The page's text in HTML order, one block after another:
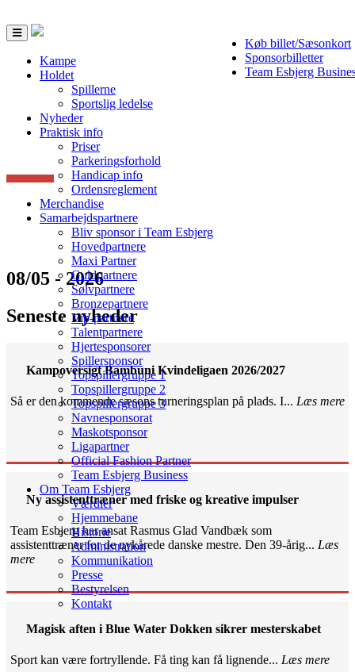
Køb billet/Sæsonkort
Sponsorbilletter
Team Esbjerg
Toggle
navigation
Kampe
Holdet
Spillerne
Sportslig ledelse
Nyheder
Praktisk info
Priser
Parkeringsforhold
Handicap info
Ordensreglement
Merchandise
Samarbejdspartnere
Bliv sponsor i Team Esbjerg
Hovedpartnere
Maxi Partner
Guldpartnere
Sølvpartnere
Bronzepartnere
Vip-partnere
Talentpartnere
Hjertesponsorer
Spillersponsor
Topspillergruppe 1
Topspillergruppe 2
Topspillergruppe 3
Navnesponsorat
Maskotsponsor
Ligapartner
Official Fashion Partner
Team Esbjerg Business
Om Team Esbjerg
Værdier
Hjemmebane
Historie
Administration
Kommunikation
Presse
Bestyrelsen
Kontakt
08/05 - 2026
Seneste nyheder
Kampoversigt Bambuni Kvindeligaen 2026/2027
Så er den kommende sæsons turneringsplan på plads. I... Læs mere
Ny assistenttræner med friske og kreative impulser
Team Esbjerg har ansat Rasmus Glad Vandbæk som
assistenttræner for de nykårede danske mestre. Den 39-årig... Læs
mere
Magisk aften i Blue Water Dokken sikrer mesterskabet
Sport kan være fortryllende. Få ting kan få lignende... Læs mere